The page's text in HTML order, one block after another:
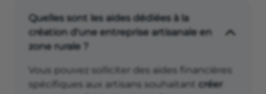
Quelles sont les aides dédiées à la
création d'une entreprise artisanale en
zone rurale ?
Vous pouvez solliciter des aides financières
spécifiques aux artisans souhaitant créer